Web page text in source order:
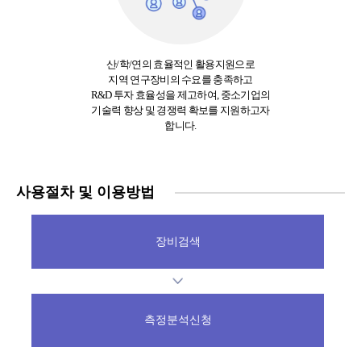
산/학/연의 효율적인 활용지원으로
지역 연구장비의 수요를 충족하고
R&D 투자 효율성을 제고하여, 중소기업의
기술력 향상 및 경쟁력 확보를 지원하고자
합니다.
사용절차 및 이용방법
장비검색
측정분석신청